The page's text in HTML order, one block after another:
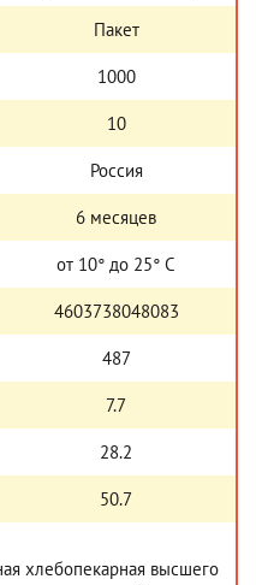
Пакет
1000
10
Россия
6 месяцев
от 10° до 25° С
4603738048083
487
7.7
28.2
50.7
хлебопекарная высшего